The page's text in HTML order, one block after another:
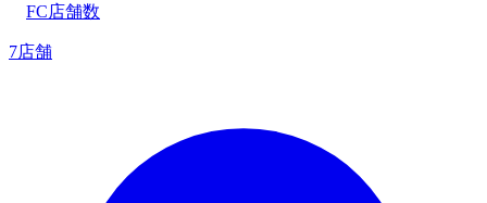
FC店舗数
7店舗